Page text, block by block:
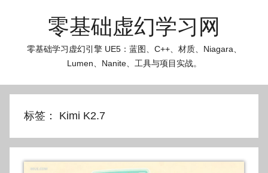
零基础虚幻学习网
零基础学习虚幻引擎 UE5：蓝图、C++、材质、Niagara、
Lumen、Nanite、工具与项目实战。
标签： Kimi K2.7